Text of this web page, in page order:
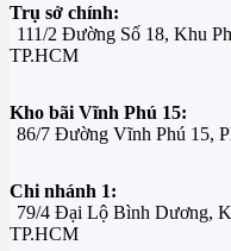
Trụ sở chính:
111/2 Đường Số 18, Khu
TP.HCM
Kho bãi Vĩnh Phú 15:
86/7 Đường Vĩnh Phú 15,
Chi nhánh 1:
79/4 Đại Lộ Bình Dương,
TP.HCM